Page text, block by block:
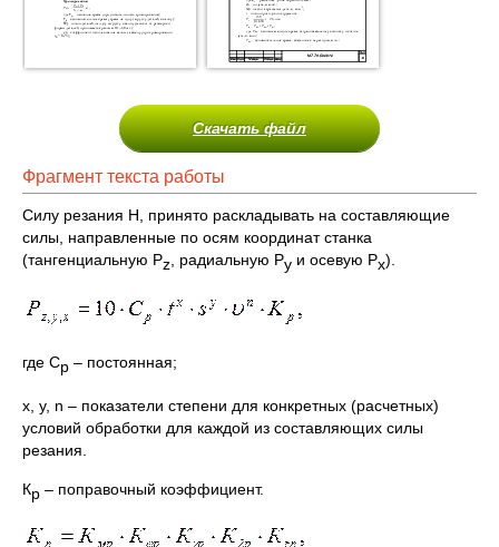
Скачать файл
Фрагмент текста работы
Силу резания Н, принято раскладывать на составляющие
силы, направленные по осям координат станка
(тангенциальную Рz , радиальную Ру и осевую Рх).
где Ср – постоянная;
х, у, n – показатели степени для конкретных (расчетных)
условий обработки для каждой из составляющих силы
резания.
Кр – поправочный коэффициент.